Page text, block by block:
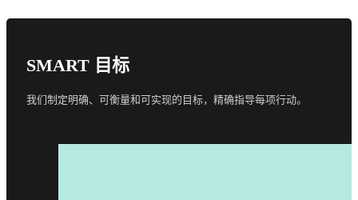
SMART 目标
我们制定明确、可衡量和可实现的目标，精确指导每项行动。